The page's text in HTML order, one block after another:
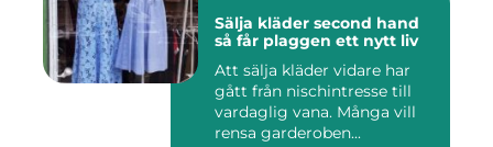
Sälja kläder second hand
så får plaggen ett nytt liv
Att sälja kläder vidare har
gått från nischintresse till
vardaglig vana. Många vill
rensa garderoben...